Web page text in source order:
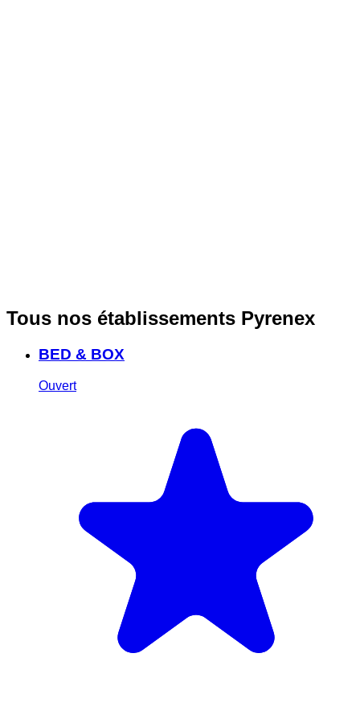
Tous nos établissements Pyrenex
BED & BOX
Ouvert